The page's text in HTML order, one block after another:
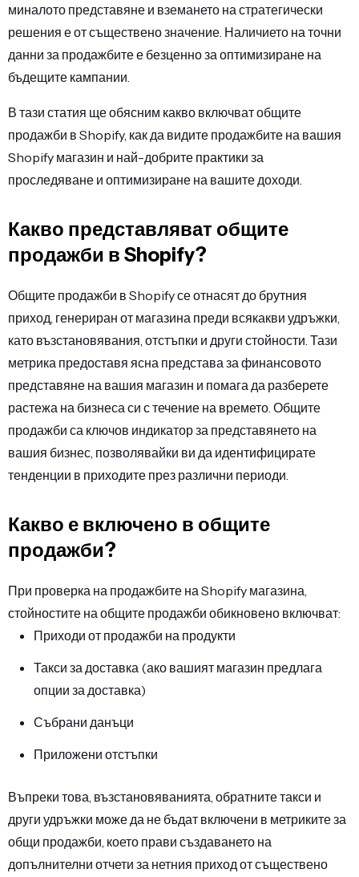
миналото представяне и вземането на стратегически
решения е от съществено значение. Наличието на точни
данни за продажбите е безценно за оптимизиране на
бъдещите кампании.
В тази статия ще обясним какво включват общите
продажби в Shopify, как да видите продажбите на вашия
Shopify магазин и най-добрите практики за
проследяване и оптимизиране на вашите доходи.
Какво представляват общите
продажби в Shopify?
Общите продажби в Shopify се отнасят до брутния
приход, генериран от магазина преди всякакви удръжки,
като възстановявания, отстъпки и други стойности. Тази
метрика предоставя ясна представа за финансовото
представяне на вашия магазин и помага да разберете
растежа на бизнеса си с течение на времето. Общите
продажби са ключов индикатор за представянето на
вашия бизнес, позволявайки ви да идентифицирате
тенденции в приходите през различни периоди.
Какво е включено в общите
продажби?
При проверка на продажбите на Shopify магазина,
стойностите на общите продажби обикновено включват:
Приходи от продажби на продукти
Такси за доставка (ако вашият магазин предлага
опции за доставка)
Събрани данъци
Приложени отстъпки
Въпреки това, възстановяванията, обратните такси и
други удръжки може да не бъдат включени в метриките за
общи продажби, което прави създаването на
допълнителни отчети за нетния приход от съществено